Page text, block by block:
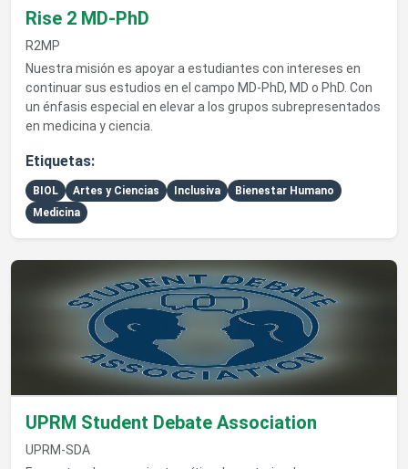
Rise 2 MD-PhD
R2MP
Nuestra misión es apoyar a estudiantes con intereses en
continuar sus estudios en el campo MD-PhD, MD o PhD. Con
un énfasis especial en elevar a los grupos subrepresentados
en medicina y ciencia.
Etiquetas:
BIOL Artes y Ciencias Inclusiva
Bienestar Humano
Medicina
Ver detalles de UPRM Student Debate Association
UPRM Student Debate Association
UPRM-SDA